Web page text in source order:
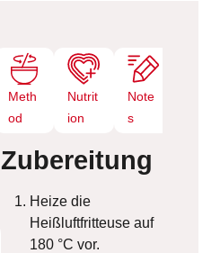
Meth
od
Nutrit
ion
Note
s
Zubereitung
Heize die
Heißluftfritteuse auf
180 °C vor.